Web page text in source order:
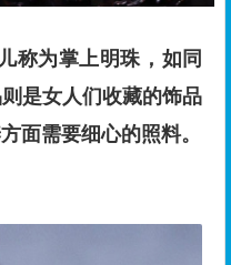
称为掌上明珠，如同
是女人们收藏的饰品
面需要细心的照料。